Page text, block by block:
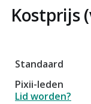
Kostprijs
Standaard
Pixii-leden
Lid worden?